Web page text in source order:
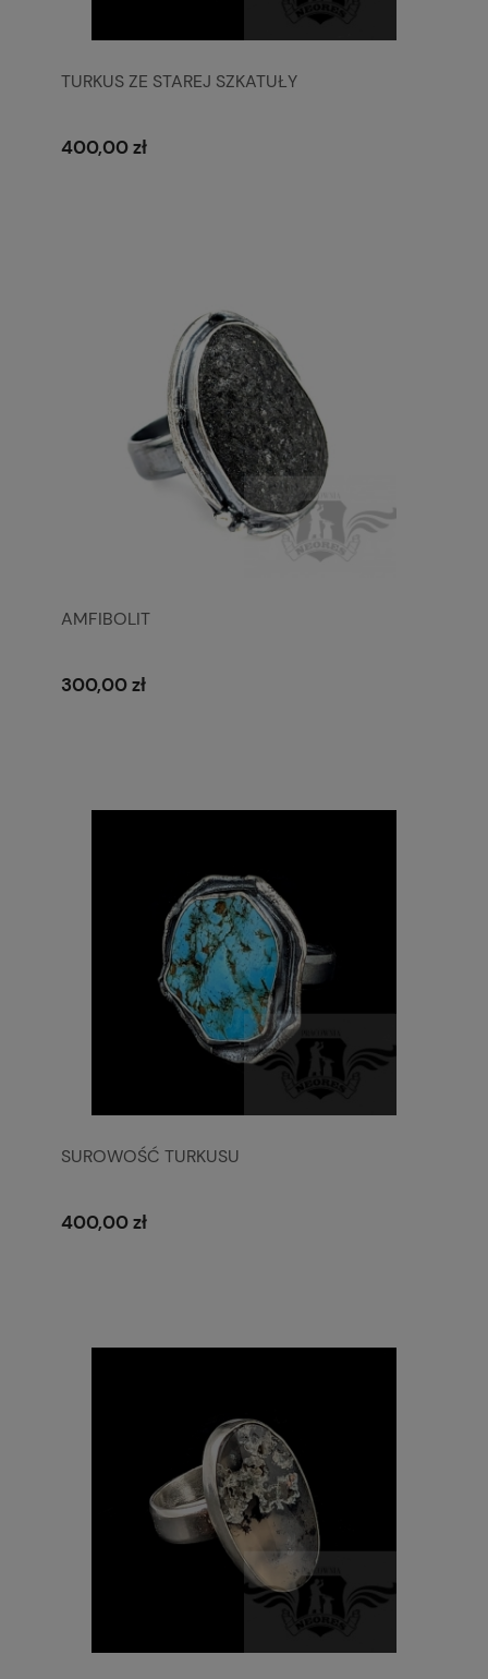
TURKUS ZE STAREJ SZKATUŁY
400,00 zł
AMFIBOLIT
300,00 zł
SUROWOŚĆ TURKUSU
400,00 zł